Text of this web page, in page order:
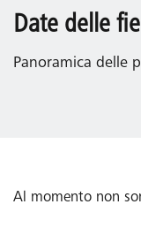
Date delle
Panoramica delle
Al momento non